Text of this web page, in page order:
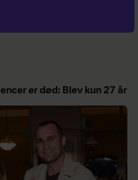
er død: Blev kun 27 år